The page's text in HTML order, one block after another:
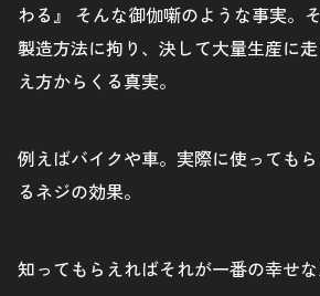
わる』 そんな御伽噺のような事実。
製造方法に拘り、決して大量生産に
え方からくる真実。
例えばバイクや車。実際に使っても
るネジの効果。
知ってもらえればそれが一番の幸せな